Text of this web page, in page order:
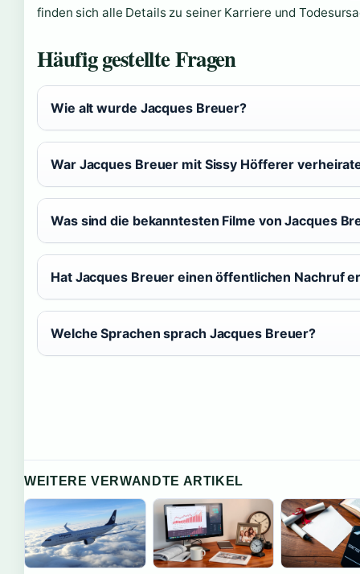
finden sich alle Details zu seiner Karriere und
Häufig gestellte Fragen
Wie alt wurde Jacques Breuer?
War Jacques Breuer mit Sissy Höfferer
Was sind die bekanntesten Filme von Jacques
Hat Jacques Breuer einen öffentlichen Nachruf
Welche Sprachen sprach Jacques Breuer?
WEITERE VERWANDTE ARTIKEL